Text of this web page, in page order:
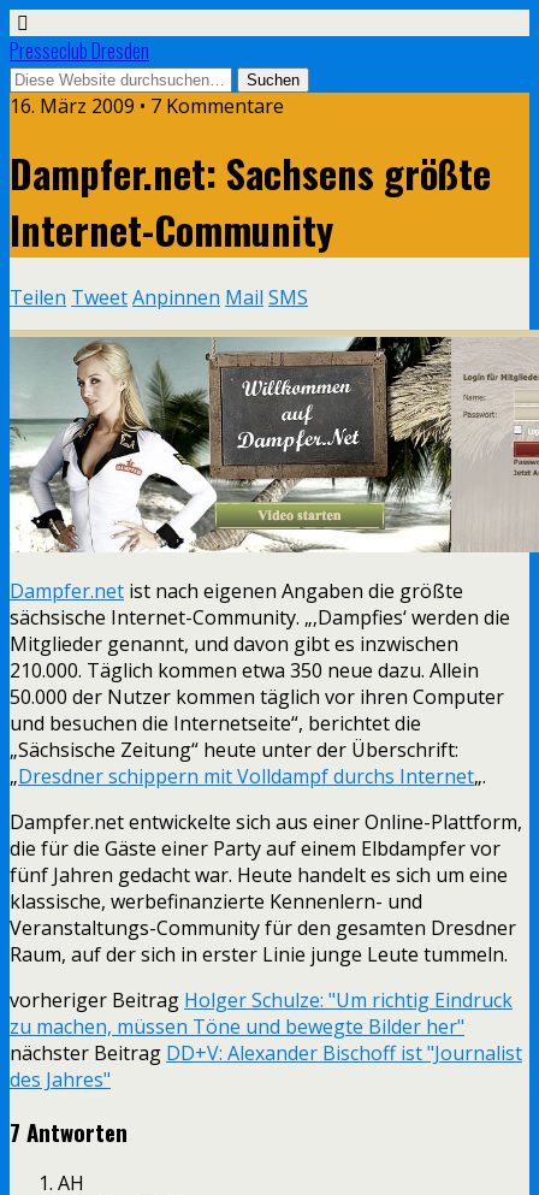
Presseclub Dresden
16. März 2009 • 7 Kommentare
Dampfer.net: Sachsens größte
Internet-Community
Teilen TweetAnpinnen Mail SMS
Dampfer.net ist nach eigenen Angaben die größte
sächsische Internet-Community. „‚Dampfies‘ werden die
Mitglieder genannt, und davon gibt es inzwischen
210.000. Täglich kommen etwa 350 neue dazu. Allein
50.000 der Nutzer kommen täglich vor ihren Computer
und besuchen die Internetseite“, berichtet die
„Sächsische Zeitung“ heute unter der Überschrift:
„Dresdner schippern mit Volldampf durchs Internet„.
Dampfer.net entwickelte sich aus einer Online-Plattform,
die für die Gäste einer Party auf einem Elbdampfer vor
fünf Jahren gedacht war. Heute handelt es sich um eine
klassische, werbefinanzierte Kennenlern- und
Veranstaltungs-Community für den gesamten Dresdner
Raum, auf der sich in erster Linie junge Leute tummeln.
vorheriger Beitrag Holger Schulze: "Um richtig Eindruck
zu machen, müssen Töne und bewegte Bilder her"
nächster Beitrag DD+V: Alexander Bischoff ist "Journalist
des Jahres"
7 Antworten
AH